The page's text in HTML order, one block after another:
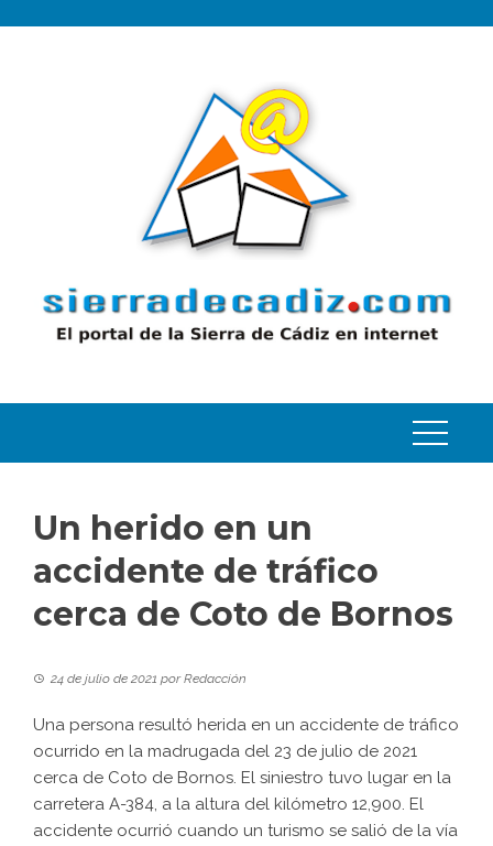
Un herido en un
accidente de tráfico
cerca de Coto de Bornos
24 de julio de 2021 porRedacción
Una persona resultó herida en un accidente de tráfico
ocurrido en la madrugada del 23 de julio de 2021
cerca de Coto de Bornos. El siniestro tuvo lugar en la
carretera A-384, a la altura del kilómetro 12,900. El
accidente ocurrió cuando un turismo se salió de la vía